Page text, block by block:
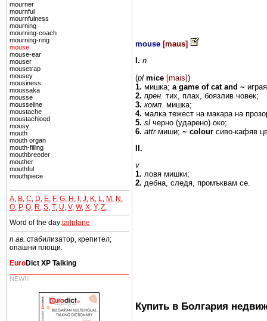
mourner
mournful
mournfulness
mourning
mourning-coach
mourning-ring
mouse
mouse-ear
mouser
mousetrap
mousey
mousiness
moussaka
mousse
mousseline
moustache
moustachioed
mousy
mouth
mouth organ
mouth-filling
mouthbreeder
mouther
mouthful
mouthpiece
A B C D E F, G H I J K L M N
O P, Q R S T, U V, W, X Y, Z
Word of the day:tailplane
n ав. стабилизатор, крепител;
опашни площи.
EuroDict XP Talking
NEW!!!
mouse [maus]
I. n
(pl mice [mais])
1. мишка; a game of cat and ~
2. прен. тих, плах, боязлив човек;
3. комп. мишка;
4. малка тежест на макара на
5. sl черно (ударено) око;
6. attr миши; ~ colour сиво-кафяв
II.
v
1. ловя мишки;
2. дебна, следя, промъквам се.
Купить в Болгария